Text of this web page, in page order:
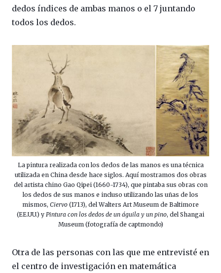
dedos índices de ambas manos o el 7 juntando
todos los dedos.
La pintura realizada con los dedos de las manos es una técnica
utilizada en China desde hace siglos. Aquí mostramos dos obras
del artista chino Gao Qipei (1660-1734), que pintaba sus obras con
los dedos de sus manos e incluso utilizando las uñas de los
mismos, Ciervo (1713), del Walters Art Museum de Baltimore
(EE.UU.) y Pintura con los dedos de un águila y un pino, del Shangai
Museum (fotografía de captmondo)
Otra de las personas con las que me entrevisté en
el centro de investigación en matemática